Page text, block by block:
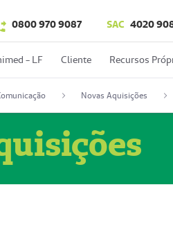
0800 970 9087 SAC 4020
- LF Cliente Recursos
Novas Aquisições